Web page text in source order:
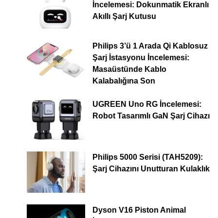
İncelemesi: Dokunmatik Ekranlı
Akıllı Şarj Kutusu
Philips 3’ü 1 Arada Qi Kablosuz
Şarj İstasyonu İncelemesi:
Masaüstünde Kablo
Kalabalığına Son
UGREEN Uno RG İncelemesi:
Robot Tasarımlı GaN Şarj Cihazı
Philips 5000 Serisi (TAH5209):
Şarj Cihazını Unutturan Kulaklık
Dyson V16 Piston Animal